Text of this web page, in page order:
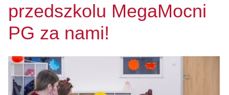
przedszkolu MegaMocni
PG za nami!